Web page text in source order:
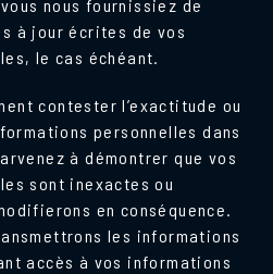
nous fournissiez de
à jour écrites de vos
le cas échéant.
contester l’exactitude ou
personnelles dans
à démontrer que vos
sont inexactes ou
en conséquence.
les informations
accès à vos informations